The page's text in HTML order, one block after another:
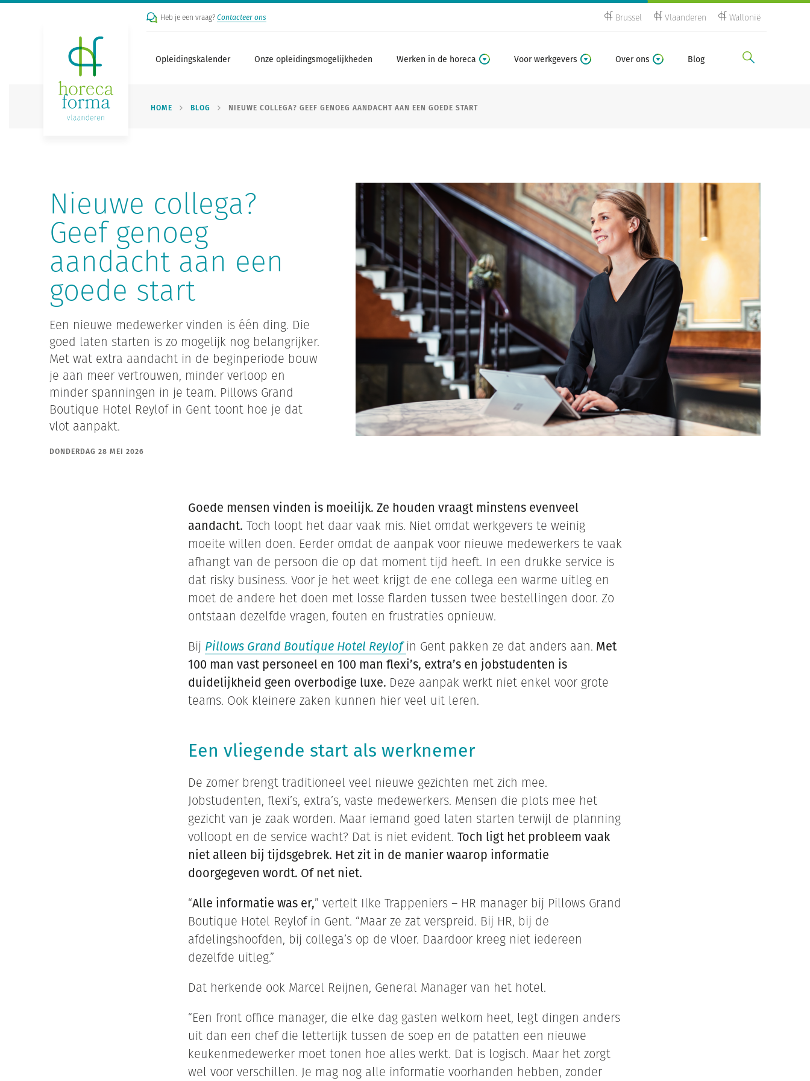
Heb je een vraag?Contacteer ons Brussel Vlaanderen Wallonië
Opleidingskalender Onze opleidingsmogelijkheden Werken in de horeca Voor werkgevers Over ons Blog
HOME BLOG NIEUWE COLLEGA? GEEF GENOEG AANDACHT AAN EEN GOEDE START
Nieuwe collega?
Geef genoeg
aandacht aan een
goede start
Een nieuwe medewerker vinden is één ding. Die
goed laten starten is zo mogelijk nog belangrijker.
Met wat extra aandacht in de beginperiode bouw
je aan meer vertrouwen, minder verloop en
minder spanningen in je team. Pillows Grand
Boutique Hotel Reylof in Gent toont hoe je dat
vlot aanpakt.
DONDERDAG 28 MEI 2026
Goede mensen vinden is moeilijk. Ze houden vraagt minstens evenveel
aandacht. Toch loopt het daar vaak mis. Niet omdat werkgevers te weinig
moeite willen doen. Eerder omdat de aanpak voor nieuwe medewerkers te vaak
afhangt van de persoon die op dat moment tijd heeft. In een drukke service is
dat risky business. Voor je het weet krijgt de ene collega een warme uitleg en
moet de andere het doen met losse flarden tussen twee bestellingen door. Zo
ontstaan dezelfde vragen, fouten en frustraties opnieuw.
Bij Pillows Grand Boutique Hotel Reylofin Gent pakken ze dat anders aan. Met
100 man vast personeel en 100 man flexi’s, extra’s en jobstudenten is
duidelijkheid geen overbodige luxe. Deze aanpak werkt niet enkel voor grote
teams. Ook kleinere zaken kunnen hier veel uit leren.
Een vliegende start als werknemer
De zomer brengt traditioneel veel nieuwe gezichten met zich mee.
Jobstudenten, flexi’s, extra’s, vaste medewerkers. Mensen die plots mee het
gezicht van je zaak worden. Maar iemand goed laten starten terwijl de planning
volloopt en de service wacht? Dat is niet evident. Toch ligt het probleem vaak
niet alleen bij tijdsgebrek. Het zit in de manier waarop informatie
doorgegeven wordt. Of net niet.
“Alle informatie was er,” vertelt Ilke Trappeniers – HR manager bij Pillows Grand
Boutique Hotel Reylof in Gent. “Maar ze zat verspreid. Bij HR, bij de
afdelingshoofden, bij collega’s op de vloer. Daardoor kreeg niet iedereen
dezelfde uitleg.”
Dat herkende ook Marcel Reijnen, General Manager van het hotel.
“Een front office manager, die elke dag gasten welkom heet, legt dingen anders
uit dan een chef die letterlijk tussen de soep en de patatten een nieuwe
keukenmedewerker moet tonen hoe alles werkt. Dat is logisch. Maar het zorgt
wel voor verschillen. Je mag nog alle informatie voorhanden hebben, zonder